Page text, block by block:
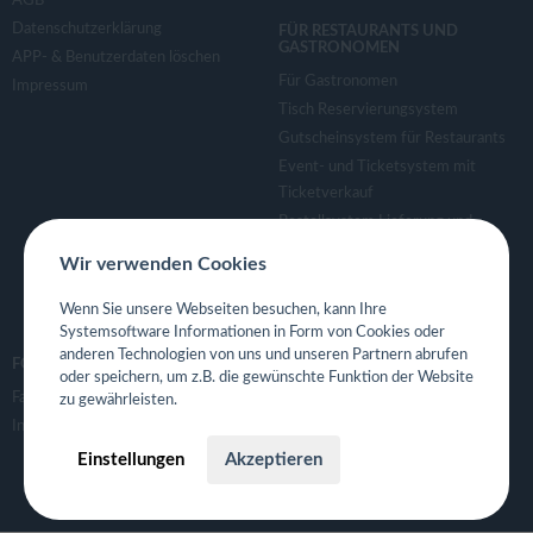
Datenschutzerklärung
APP- & Benutzerdaten löschen
Impressum
FÜR RESTAURANTS UND
GASTRONOMEN
Für Gastronomen
Tisch Reservierungsystem
Gutscheinsystem für Restaurants
Event- und Ticketsystem mit
Ticketverkauf
Bestellsystem Lieferung und
Eigene App für Restaurant
FOLGE UNS
Facebook
Instagram
Wir verwenden Cookies
Wenn Sie unsere Webseiten besuchen, kann Ihre
Systemsoftware Informationen in Form von Cookies oder
anderen Technologien von uns und unseren Partnern abrufen
oder speichern, um z.B. die gewünschte Funktion der Website
zu gewährleisten.
Einstellungen Akzeptieren